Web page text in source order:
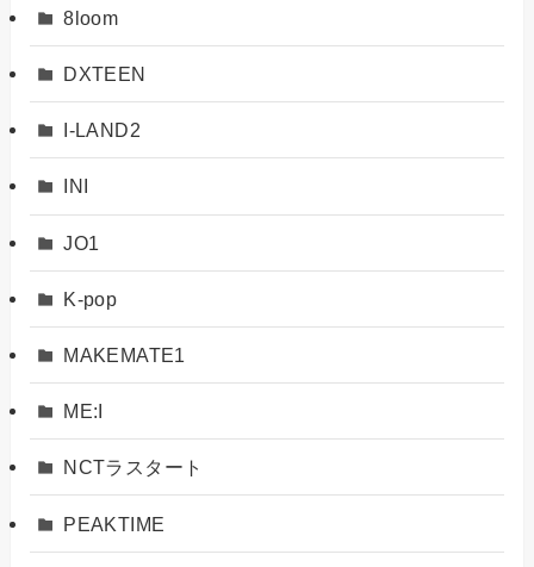
8loom
DXTEEN
I-LAND2
INI
JO1
K-pop
MAKEMATE1
ME:I
NCTラスタート
PEAKTIME